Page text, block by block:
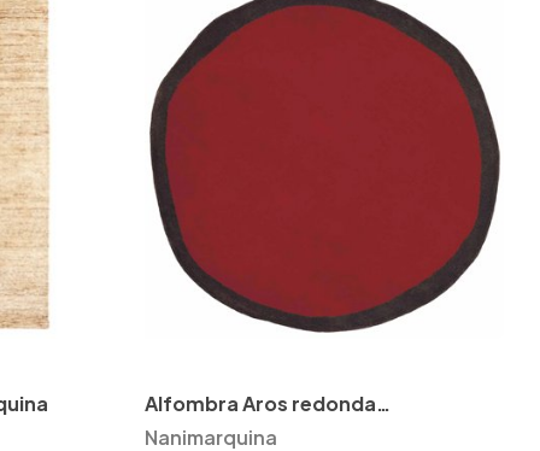
Alfombra Aros redonda
Nanimarquina
Nanimarquina